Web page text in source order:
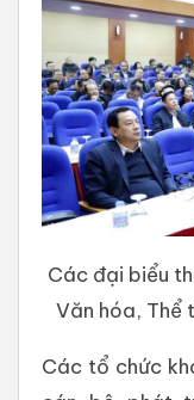
Các đại biểu
Văn hóa, Thể
Các tổ chức